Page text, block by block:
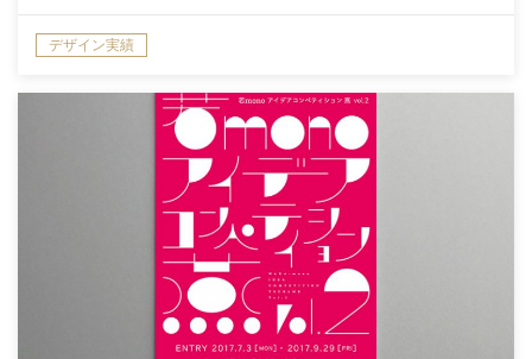
デザイン実績